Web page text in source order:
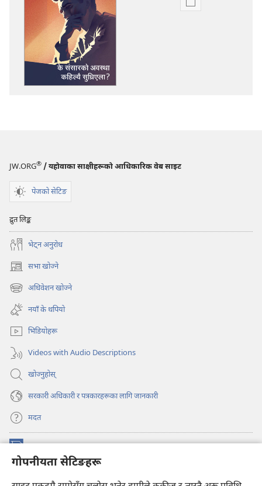
गोपनीयता सेटिङहरू
प्रकाशन
JW.ORG® / यहोवाका साक्षीहरूको आधिकारिक वेब साइट
पेजको सेटिङ
द्रुत लिङ्क
भेट्‌न अनुरोध
सभा खोज्ने
(ब्राउजरको
अर्को
ट्याबमा
नयाँ
पृष्ठ
खुल्नेछ)
अधिवेशन खोज्ने
(ब्राउजरको
अर्को
ट्याबमा
नयाँ
पृष्ठ
खुल्नेछ)
नयाँ के थपियो
भिडियोहरू
Videos with Audio Descriptions
खोज्नुहोस्‌
सरकारी अधिकारी र पत्रकारहरूका लागि जानकारी
मदत
(ब्राउजरको
अर्को
प्रहरीधरहरा अनलाइन लाइब्रेरी